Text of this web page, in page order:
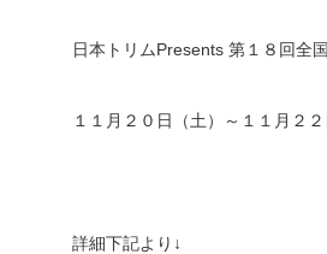
日本トリムPresents 第１８回全
１１月２０日（土）～１１月２
詳細下記より↓